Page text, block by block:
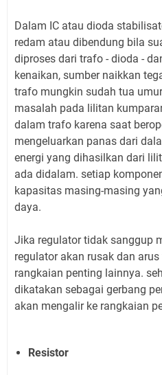
Dalam IC atau dioda
redam atau dibendung bila
diproses dari trafo - dioda -
kenaikan, sumber naikkan
trafo mungkin sudah tua
masalah pada lilitan
dalam trafo karena saat
mengeluarkan panas dari
energi yang dihasilkan dari
ada didalam. setiap
kapasitas masing-masing
daya.
Jika regulator tidak sanggup
regulator akan rusak dan
rangkaian penting lainnya.
dikatakan sebagai gerbang
akan mengalir ke rangkaian
Resistor